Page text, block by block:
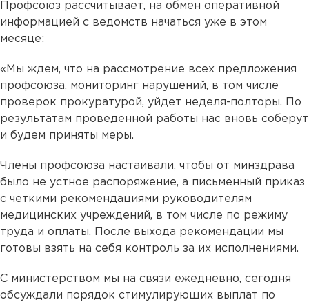
Профсоюз рассчитывает, на обмен оперативной
информацией с ведомств начаться уже в этом
месяце:
«Мы ждем, что на рассмотрение всех предложения
профсоюза, мониторинг нарушений, в том числе
проверок прокуратурой, уйдет неделя-полторы. По
результатам проведенной работы нас вновь соберут
и будем приняты меры.
Члены профсоюза настаивали, чтобы от минздрава
было не устное распоряжение, а письменный приказ
с четкими рекомендациями руководителям
медицинских учреждений, в том числе по режиму
труда и оплаты. После выхода рекомендации мы
готовы взять на себя контроль за их исполнениями.
С министерством мы на связи ежедневно, сегодня
обсуждали порядок стимулирующих выплат по